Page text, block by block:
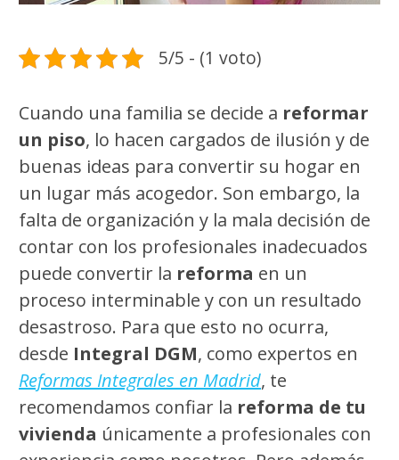
5/5 - (1 voto)
Cuando una familia se decide a reformar
un piso, lo hacen cargados de ilusión y de
buenas ideas para convertir su hogar en
un lugar más acogedor. Son embargo, la
falta de organización y la mala decisión de
contar con los profesionales inadecuados
puede convertir la reforma en un
proceso interminable y con un resultado
desastroso. Para que esto no ocurra,
desde Integral DGM, como expertos en
Reformas Integrales en Madrid, te
recomendamos confiar la reforma de tu
vivienda únicamente a profesionales con